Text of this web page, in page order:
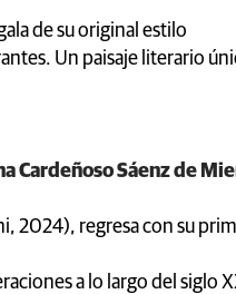
de su original estilo
Un paisaje literario
Cardeñoso Sáenz de
2024), regresa con su
a lo largo del siglo